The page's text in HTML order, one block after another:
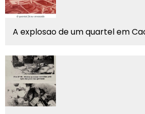
A explosao de um quartel em